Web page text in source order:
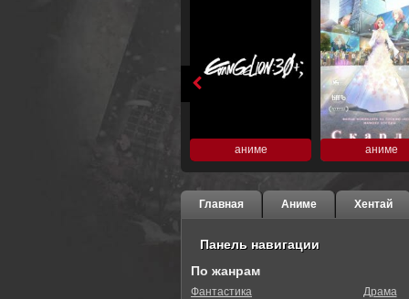
аниме аниме
Главная Аниме Хентай
Панель навигации
По жанрам
Фантастика
Драма